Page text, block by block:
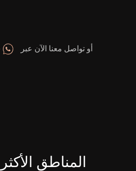
أو تواصل معنا الآن عبر
المناطق